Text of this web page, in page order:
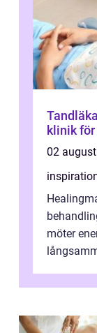
Tandläkare i
klinik
02
möter
nervsys...